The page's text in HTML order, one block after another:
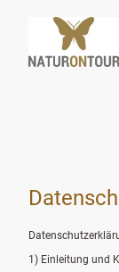
1) Einleitung und